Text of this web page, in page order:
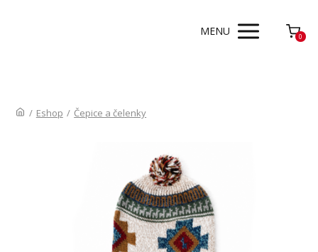
MENU 0
/ Eshop / Čepice a čelenky